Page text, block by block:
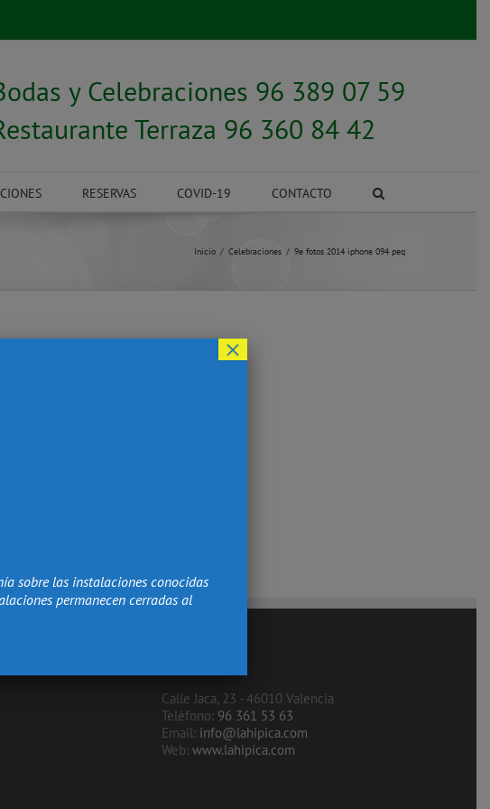
y Celebraciones 96 389 07 59
Terraza 96 360 84 42
RESERVAS COVID-19 CONTACTO
Inicio Celebraciones 9e fotos 2014 iphone 094 peq
Calle Jaca, 23 - 46010 Valencia
Teléfono: 96 361 53 63
Email: info@lahipica.com
Web: www.lahipica.com
sobre las instalaciones conocidas
permanecen cerradas al
×